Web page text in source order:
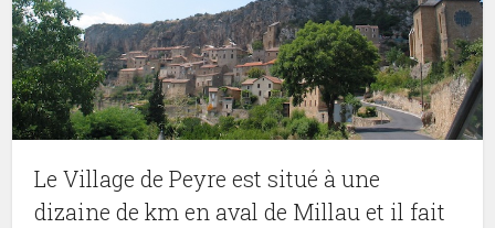
Le Village de Peyre est situé à une
dizaine de km en aval de Millau et il fait